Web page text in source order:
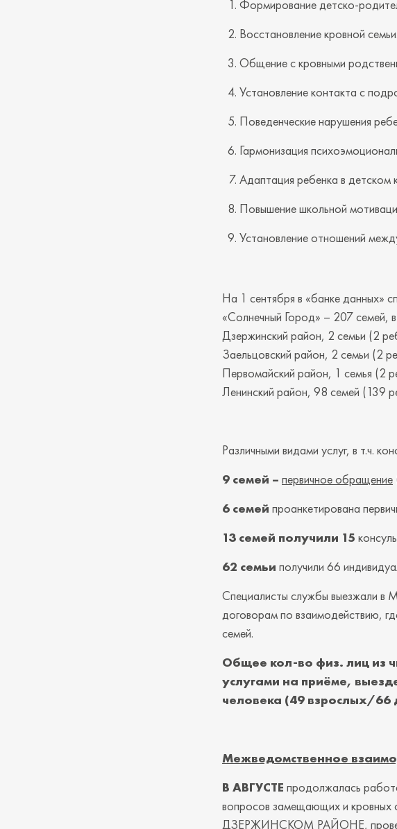
Формирование детско-
Восстановление кровной семьи.
Общение с кровными
Установление контакта с
Поведенческие нарушения
Гармонизация
Адаптация ребенка в детском
Повышение школьной
Установление отношений
На 1 сентября в «банке данных»
«Солнечный Город» – 207 семей,
Дзержинский район, 2 семьи (2
Заельцовский район, 2 семьи (2
Первомайский район, 1 семья (2
Ленинский район, 98 семей (139
Различными видами услуг, в т.ч.
9 семей – первичное обращение
6 семей проанкетирована
13 семей получили 15
62 семьи получили 66
Специалисты службы выезжали в
договорам по взаимодействию,
семей.
Общее кол-во физ. лиц из
услугами на приёме,
человека (49 взрослых/66
Межведомственное
В АВГУСТЕ продолжалась
вопросов замещающих и
ДЗЕРЖИНСКОМ РАЙОНЕ,